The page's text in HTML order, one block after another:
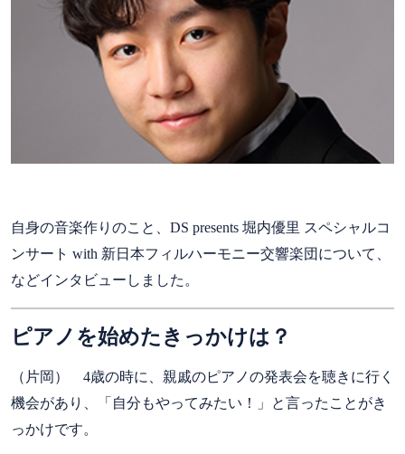
自身の音楽作りのこと、DS presents 堀内優里 スペシャルコ
ンサート with 新日本フィルハーモニー交響楽団について、
などインタビューしました。
ピアノを始めたきっかけは？
（片岡） 4歳の時に、親戚のピアノの発表会を聴きに行く
機会があり、「自分もやってみたい！」と言ったことがき
っかけです。